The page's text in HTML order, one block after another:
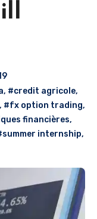
, #credit agricole,
, #fx option trading,
financières,
internship,